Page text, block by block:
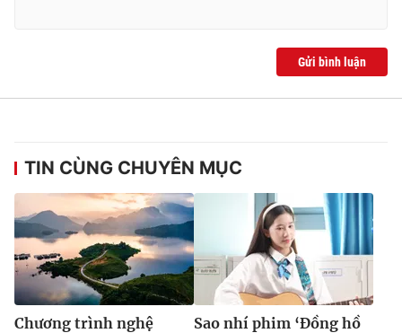
® Cấm sao chép dưới mọi hình thức nếu không có sự chấp
Gửi bình luận
TIN CÙNG CHUYÊN MỤC
Chương trình nghệ
Sao nhí phim ‘Đồng hồ